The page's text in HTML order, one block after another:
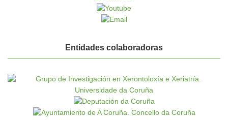
Entidades colaboradoras